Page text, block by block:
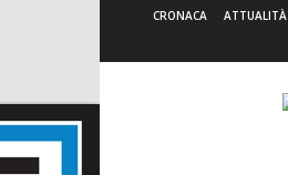
CRONACA ATTUALITÀ